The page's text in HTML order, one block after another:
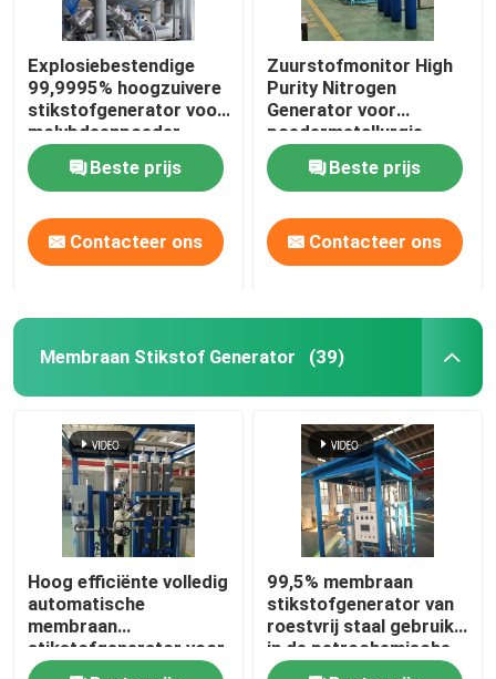
Explosiebestendige
99,9995% hoogzuivere
stikstofgenerator voor
molybdeenpoeder
Beste prijs
Contacteer ons
Zuurstofmonitor High
Purity Nitrogen
Generator voor
poedermetallurgie
Beste prijs
Contacteer ons
Membraan Stikstof Generator (39)
Hoog efficiënte volledig
automatische
membraan
stikstofgenerator voor
petrochemie
99,5% membraan
stikstofgenerator van
roestvrij staal gebruikt
in de petrochemische
industrie